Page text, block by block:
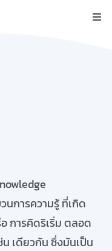
นการความรู้ ที่เกิด
การคิดริเริ่ม ตลอด
เดียวกัน ซึ่งมันเป็น